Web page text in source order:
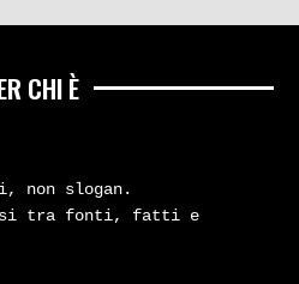
CHI È
non slogan.
tra fonti, fatti e